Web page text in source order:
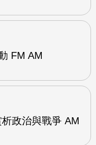
FM AM
政治與戰爭 AM